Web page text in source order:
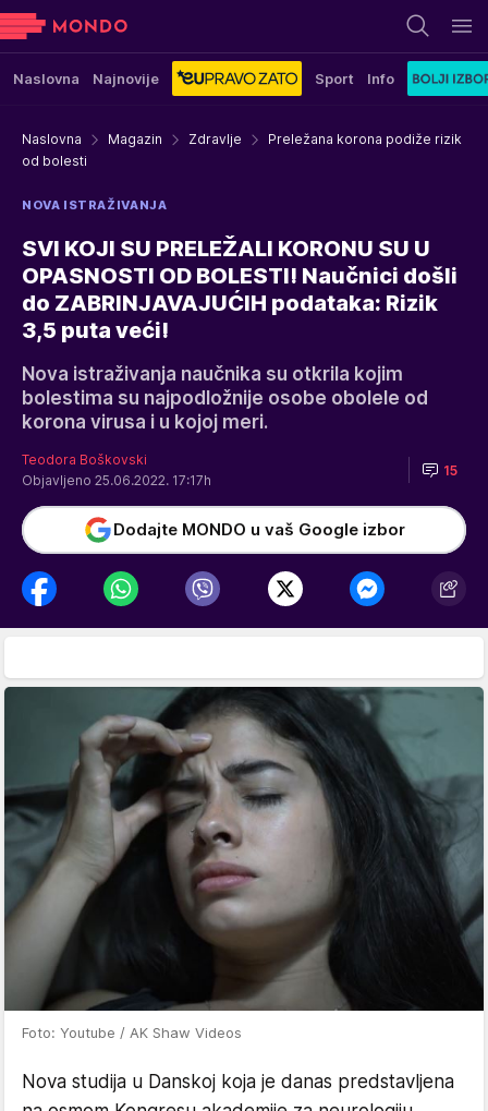
Naslovna Najnovije Sport Info
Naslovna Magazin Zdravlje
Preležana korona podiže rizik
od bolesti
NOVA ISTRAŽIVANJA
SVI KOJI SU PRELEŽALI KORONU SU U
OPASNOSTI OD BOLESTI! Naučnici došli
do ZABRINJAVAJUĆIH podataka: Rizik
3,5 puta veći!
Nova istraživanja naučnika su otkrila kojim
bolestima su najpodložnije osobe obolele od
korona virusa i u kojoj meri.
Teodora Boškovski
Objavljeno 25.06.2022. 17:17h
15
Dodajte MONDO u vaš Google izbor
Foto: Youtube / AK Shaw Videos
Nova studija u Danskoj koja je danas predstavljena